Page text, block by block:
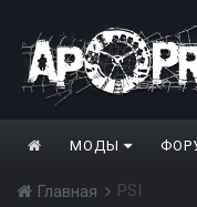
МОДЫ
Главная PSI